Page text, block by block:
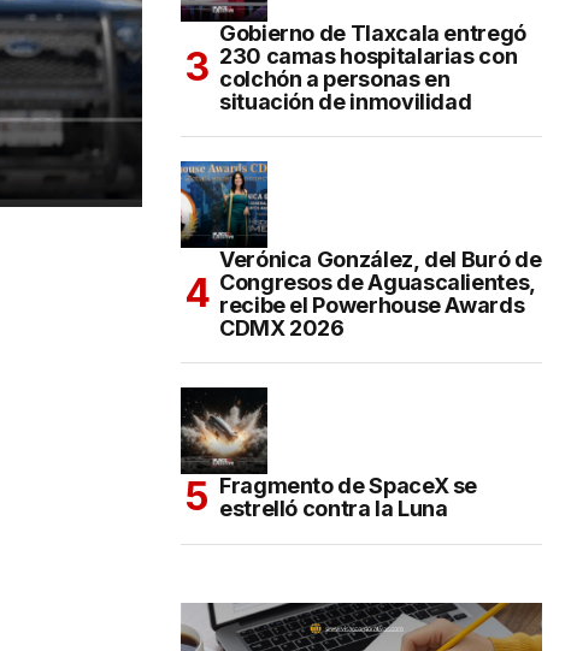
Gobierno de Tlaxcala entregó
230 camas hospitalarias con
colchón a personas en
situación de inmovilidad
Verónica González, del Buró de
Congresos de Aguascalientes,
recibe el Powerhouse Awards
CDMX 2026
Fragmento de SpaceX se
estrelló contra la Luna